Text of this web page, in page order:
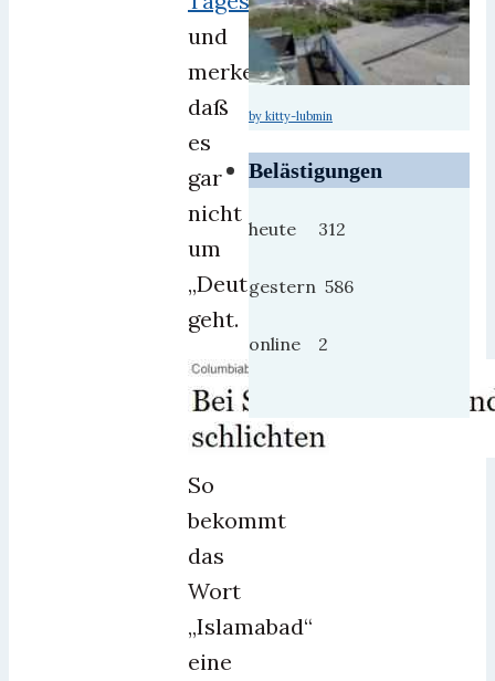
und
merken,
daß
es
gar
nicht
um
„Deutsche“
geht.
So
bekommt
das
Wort
„Islamabad“
eine
by kitty-lubmin
Belästigungen
heute 312
gestern 586
online 2